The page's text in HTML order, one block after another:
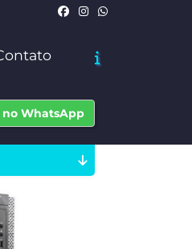
no WhatsApp